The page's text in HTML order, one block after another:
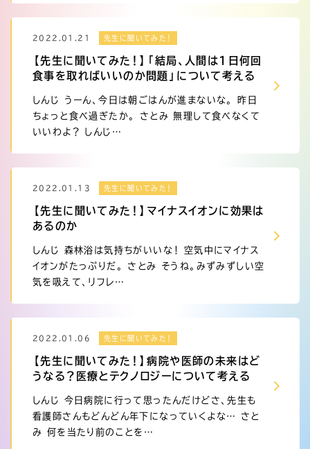
2022.01.21 先生に聞いてみた！
【先生に聞いてみた！】「結局、人間は1日何回
食事を取ればいいのか問題」について考える
しんじ うーん、今日は朝ごはんが進まないな。 昨日
ちょっと食べ過ぎたか。 さとみ 無理して食べなくて
いいわよ？ しんじ…
2022.01.13 先生に聞いてみた！
【先生に聞いてみた！】マイナスイオンに効果は
あるのか
しんじ 森林浴は気持ちがいいな！ 空気中にマイナス
イオンがたっぷりだ。 さとみ そうね。みずみずしい空
気を吸えて、リフレ…
2022.01.06 先生に聞いてみた！
【先生に聞いてみた！】病院や医師の未来はど
うなる？医療とテクノロジーについて考える
しんじ 今日病院に行って思ったんだけどさ、先生も
看護師さんもどんどん年下になっていくよな… さと
み 何を当たり前のことを…